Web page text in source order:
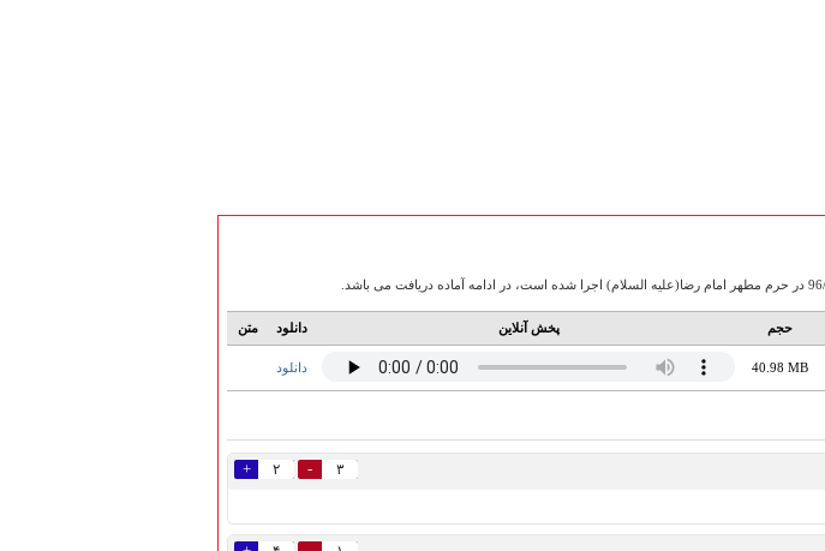
حجم پخش آنلاین دانلود متن
40.98 MB دانلود
۲ + ۳ -